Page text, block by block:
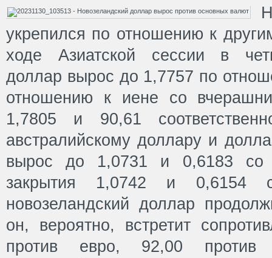
укрепился по отношению к
ходе Азиатской сессии в
доллар вырос до 1,7757 по
отношению к иене со
1,7805 и 90,61
австралийскому доллару и
вырос до 1,0731 и 0,6183 со
закрытия 1,0742 и 0,6154
новозеландский доллар
он, вероятно, встретит
против евро, 92,00